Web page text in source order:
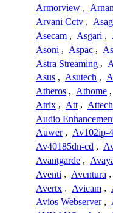
Armorview , Arnan
Arvani Cctv ,
Asecam , Asgari ,
Asoni , Aspac ,
Astra Streaming ,
Asus , Asutech ,
Atheros , Athome ,
Atrix , Att , Attech
Audio
Auwer , Av102ip-
Av40185dn-cd ,
Avantgarde ,
Aventi , Aventura ,
Avertx , Avicam ,
Avios Webserver ,